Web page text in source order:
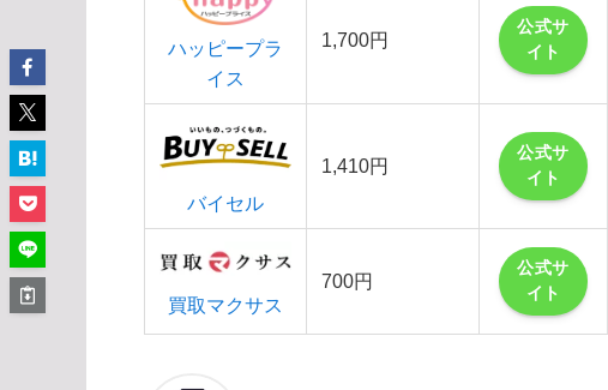
ハッピープラ
イス
1,700円
公式サ
イト
バイセル
1,410円
公式サ
イト
買取マクサス
700円
公式サ
イト